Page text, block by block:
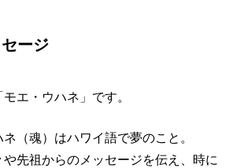
ージ
エ・ウハネ」です。
（魂）はハワイ語で夢のこと。
先祖からのメッセージを伝え、時に